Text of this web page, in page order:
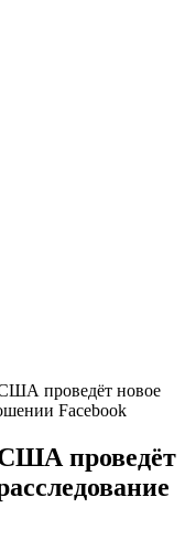
проведёт новое
Facebook
проведёт